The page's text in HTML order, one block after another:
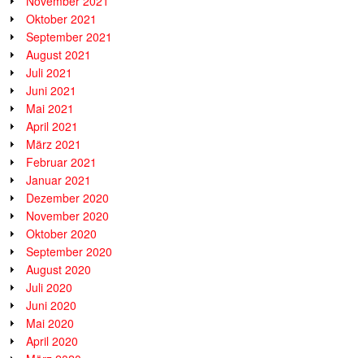
Oktober 2021
September 2021
August 2021
Juli 2021
Juni 2021
Mai 2021
April 2021
März 2021
Februar 2021
Januar 2021
Dezember 2020
November 2020
Oktober 2020
September 2020
August 2020
Juli 2020
Juni 2020
Mai 2020
April 2020